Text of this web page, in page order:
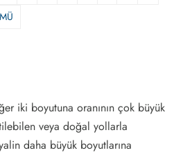
iki boyutuna oranının çok büyük
veya doğal yollarla
daha büyük boyutlarına